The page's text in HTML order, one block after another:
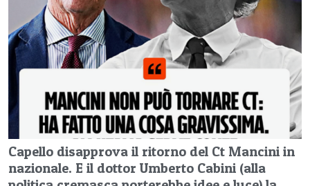
Capello disapprova il ritorno del Ct Mancini in
nazionale. E il dottor Umberto Cabini (alla